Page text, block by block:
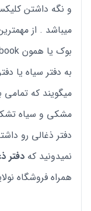
و نگه داشتن
میباشد . از
به دفتر سیاه یا
میگویند که
مشکی و سیاه
دفتر ذغالی رو
نمیدونید که دفتر
همراه فروشگاه